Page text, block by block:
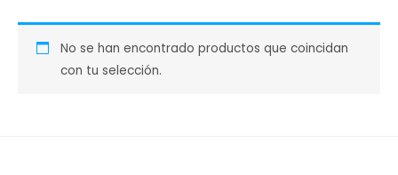
No se han encontrado productos que coincidan
con tu selección.